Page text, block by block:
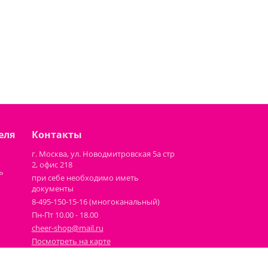
Контакты
г. Москва, ул. Новодмитровская 5а стр
2, офис 218
при себе необходимо иметь
документы
8-495-150-15-16 (многоканальный)
Пн-Пт 10.00 - 18.00
cheer-shop@mail.ru
Посмотреть на карте